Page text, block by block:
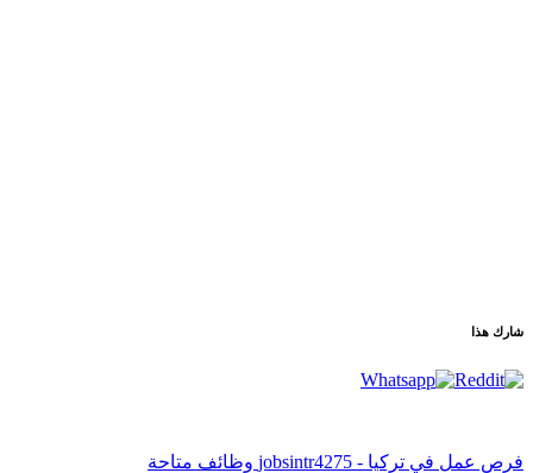
شارك هذا
فرص عمل في تركيا - jobsintr 4275 وظائف متاحة